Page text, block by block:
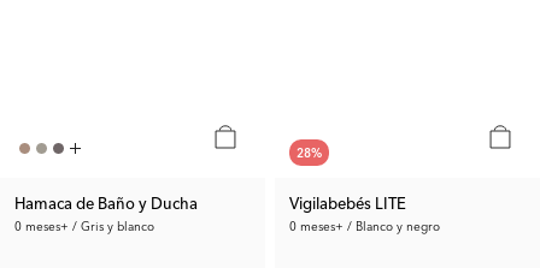
Hamaca de Baño y Ducha
0 meses+ / Gris y blanco
28%
Vigilabebés LITE
0 meses+ / Blanco y negro